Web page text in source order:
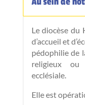
Le diocèse du
d’accueil et
pédophilie de
religieux
ecclésiale.
Elle est